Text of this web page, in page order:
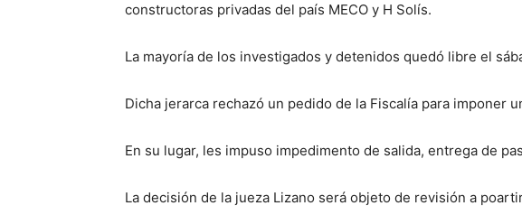
constructoras privadas del país MECO y H Solís.
La mayoría de los investigados y detenidos quedó libre el
Dicha jerarca rechazó un pedido de la Fiscalía para imponer
En su lugar, les impuso impedimento de salida, entrega de
La decisión de la jueza Lizano será objeto de revisión a